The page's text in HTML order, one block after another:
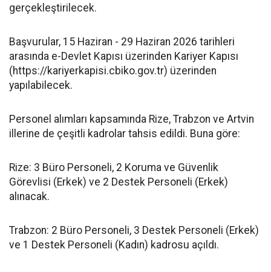
gerçekleştirilecek.
Başvurular, 15 Haziran - 29 Haziran 2026 tarihleri
arasında e-Devlet Kapısı üzerinden Kariyer Kapısı
(https://kariyerkapisi.cbiko.gov.tr) üzerinden
yapılabilecek.
Personel alımları kapsamında Rize, Trabzon ve Artvin
illerine de çeşitli kadrolar tahsis edildi. Buna göre:
Rize: 3 Büro Personeli, 2 Koruma ve Güvenlik
Görevlisi (Erkek) ve 2 Destek Personeli (Erkek)
alınacak.
Trabzon: 2 Büro Personeli, 3 Destek Personeli (Erkek)
ve 1 Destek Personeli (Kadın) kadrosu açıldı.